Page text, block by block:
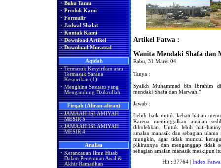
· Buku Tamu
· Produk Kami
· Formulir
· Jadwal Shalat
· Kontak Kami
· Download Artikel
· Download Murattal
Aqidah
· Termasuk Kesyirikan atau
Termasuk Sarana
Kesyirikan (1)
· Menghina Sesuatu yang
Mengandung Dzikrullah
Firqah (Aliran-aliran)
· JAMAAH ISLAMIYAH
MESIR 5
· JAMAAH ISLAMIYAH
MESIR 4
Analisa
· Kerancauan Ilmu Hisab
Dalam Penentuan Awal &
Akhir Ramadhan
Artikel Fatwa :
Wanita Mendaki Shafa dan
Rabu, 31 Maret 04
Tanya :
Syaikh Muhammad bin Ibrahim
mendaki Shafa dan Marwah."
Jawab :
Lebih baik untuk kehati-hatian
Karena meninggalkan amalan
dibolehkan. Untuk lebih hati-
amalan manasik dan sebagian
mungkin, agar tidak muncul
pikirannya dan menganggap tidak
sebagian amalan manasik meskipun
Hit : 37764 | Index Fatwa